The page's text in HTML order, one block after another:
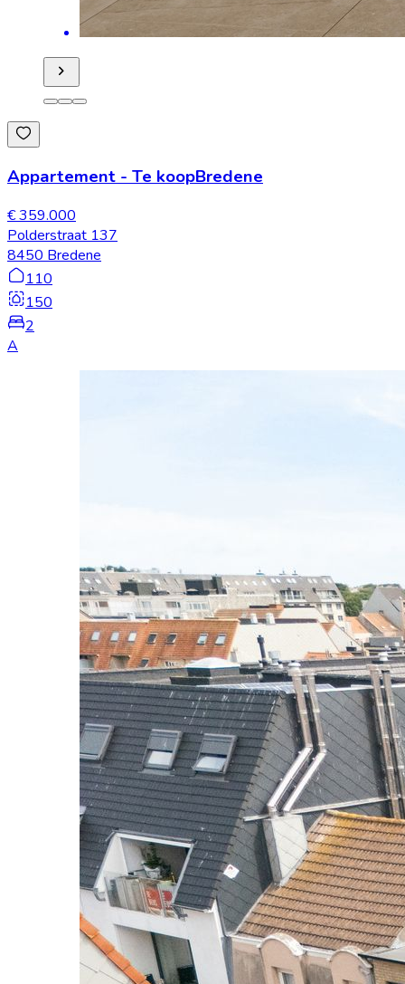
Appartement - Te koopBredene
€ 359.000
Polderstraat 137
8450 Bredene
110
150
2
A